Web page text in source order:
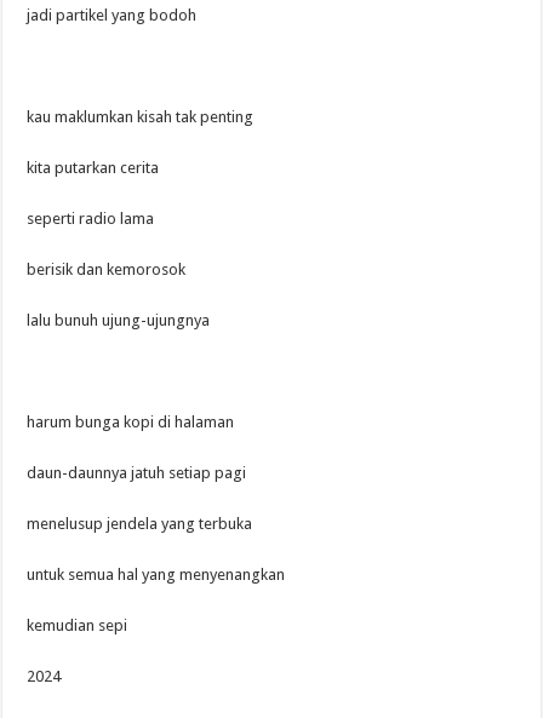
jadi partikel yang bodoh
kau maklumkan kisah tak penting
kita putarkan cerita
seperti radio lama
berisik dan kemorosok
lalu bunuh ujung-ujungnya
harum bunga kopi di halaman
daun-daunnya jatuh setiap pagi
menelusup jendela yang terbuka
untuk semua hal yang menyenangkan
kemudian sepi
2024